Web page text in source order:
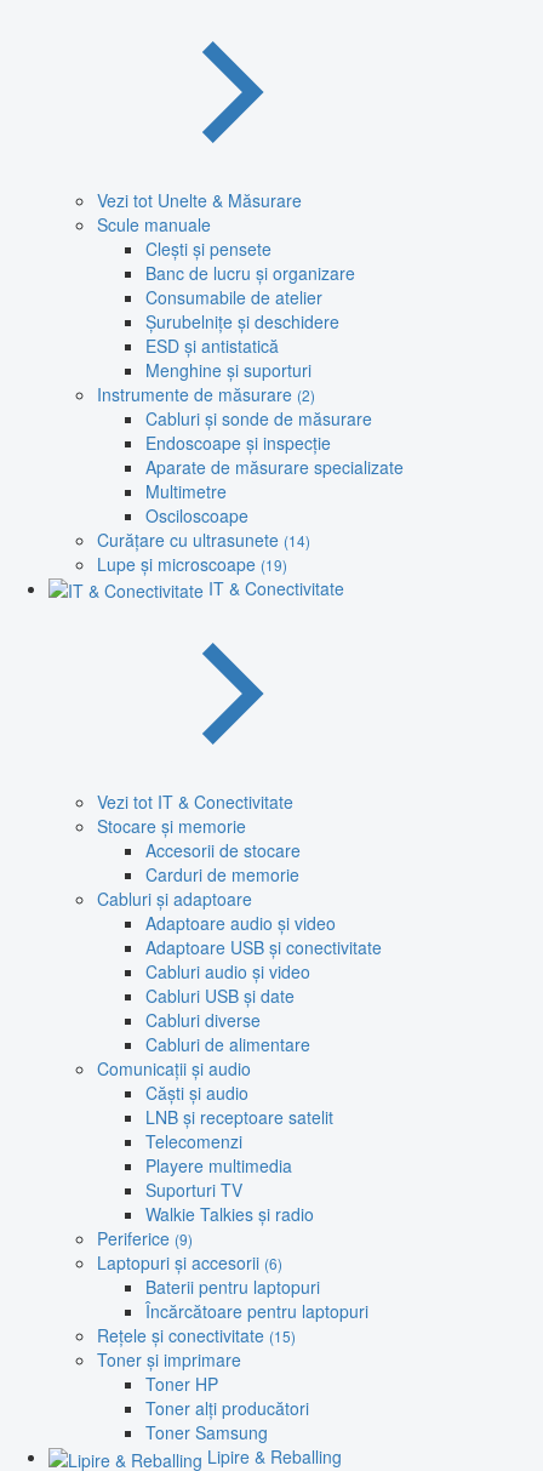
Vezi tot Unelte & Măsurare
Scule manuale
Clești și pensete
Banc de lucru și organizare
Consumabile de atelier
Șurubelnițe și deschidere
ESD și antistatică
Menghine și suporturi
Instrumente de măsurare (2)
Cabluri și sonde de măsurare
Endoscoape și inspecție
Aparate de măsurare specializate
Multimetre
Osciloscoape
Curățare cu ultrasunete (14)
Lupe și microscoape (19)
IT & Conectivitate
Vezi tot IT & Conectivitate
Stocare și memorie
Accesorii de stocare
Carduri de memorie
Cabluri și adaptoare
Adaptoare audio și video
Adaptoare USB și conectivitate
Cabluri audio și video
Cabluri USB și date
Cabluri diverse
Cabluri de alimentare
Comunicații și audio
Căști și audio
LNB și receptoare satelit
Telecomenzi
Playere multimedia
Suporturi TV
Walkie Talkies și radio
Periferice (9)
Laptopuri și accesorii (6)
Baterii pentru laptopuri
Încărcătoare pentru laptopuri
Rețele și conectivitate (15)
Toner și imprimare
Toner HP
Toner alți producători
Toner Samsung
Lipire & Reballing